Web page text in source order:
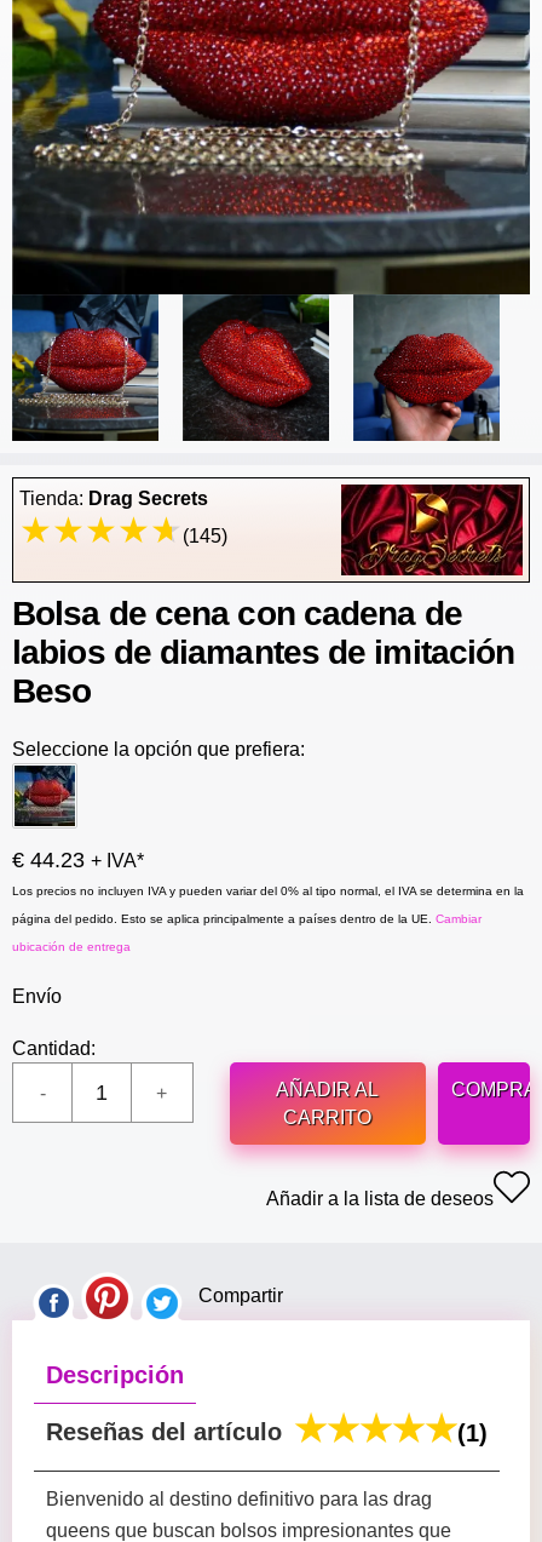
Tienda: Drag Secrets
(145)
Bolsa de cena con cadena de
labios de diamantes de imitación
Beso
Seleccione la opción que prefiera:
€ 44.23 + IVA*
Los precios no incluyen IVA y pueden variar del 0% al tipo normal, el IVA se determina en la
página del pedido. Esto se aplica principalmente a países dentro de la UE. Cambiar
ubicación de entrega
Envío
Cantidad:
AÑADIR AL
CARRITO
Añadir a la lista de deseos
Compartir
Descripción
Reseñas del artículo (1)
Bienvenido al destino definitivo para las drag
queens que buscan bolsos impresionantes que